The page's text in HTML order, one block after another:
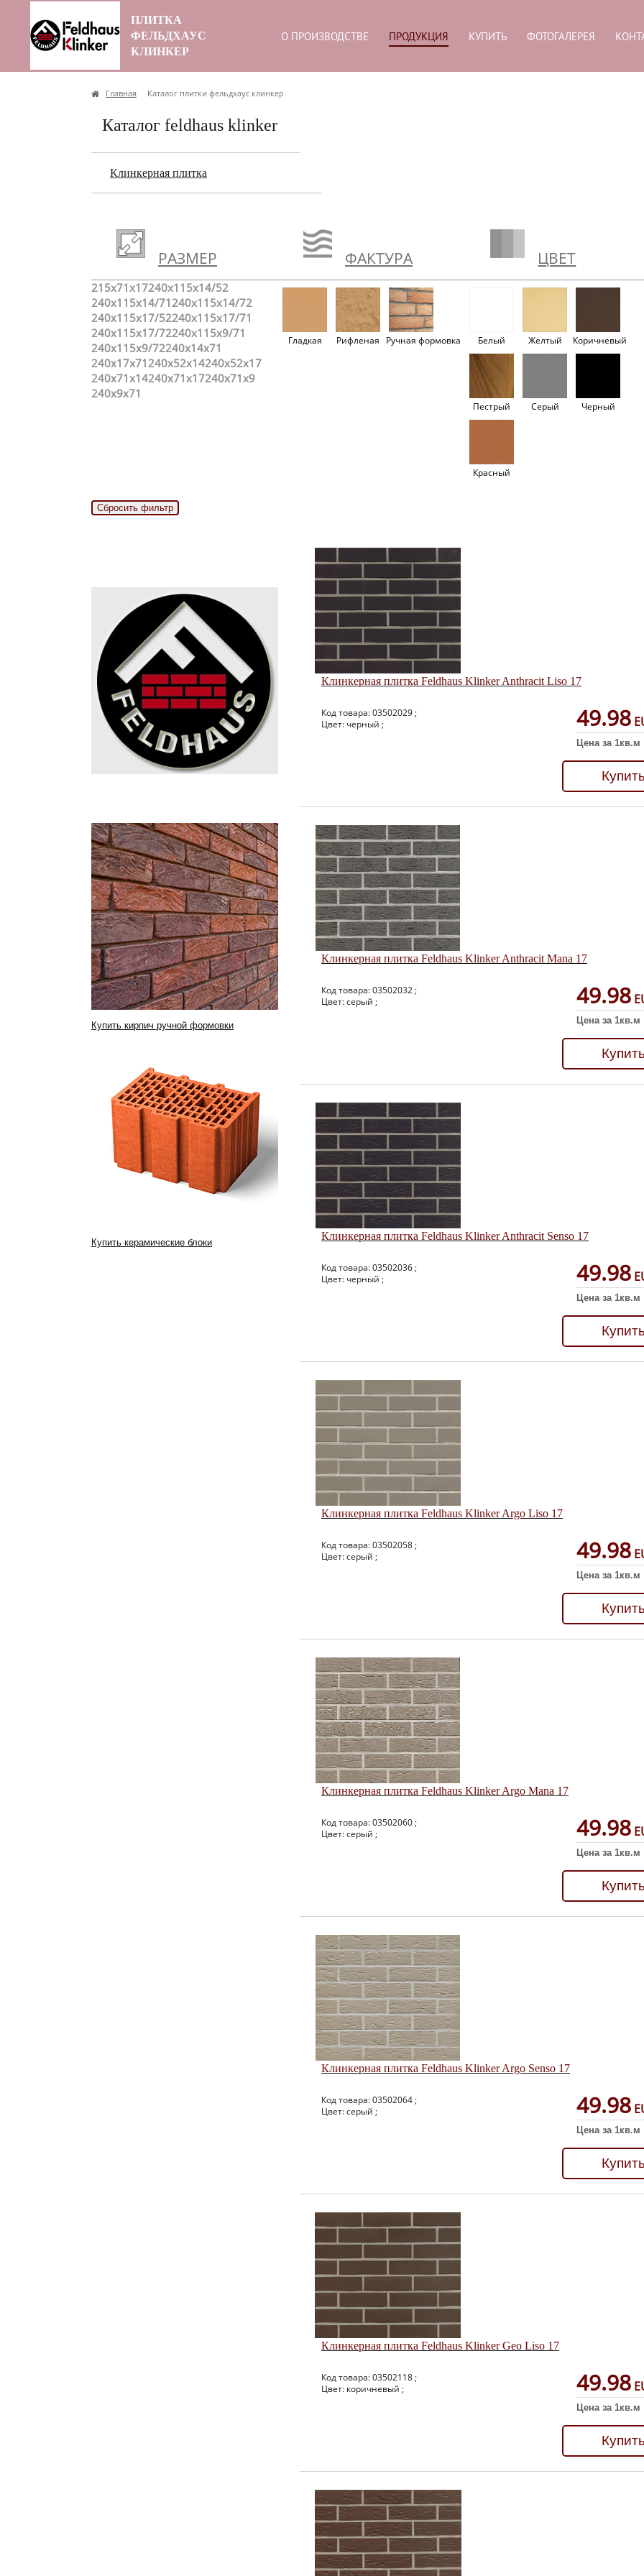
ПЛИТКА
ФЕЛЬДХАУС
КЛИНКЕР
О ПРОИЗВОДСТВЕ ПРОДУКЦИЯ КУПИТЬ ФОТОГАЛЕРЕЯ
Главная Каталог плитки фельдхаус клинкер
Каталог feldhaus klinker
Клинкерная плитка
РАЗМЕР
215x71x17240x115x14/52
240x115x14/71240x115x14/72
240x115x17/52240x115x17/71
240x115x17/72240x115x9/71
240x115x9/72240x14x71
240x17x71240x52x14240x52x17
240x71x14240x71x17240x71x9
240x9x71
ФАКТУРА
Гладкая Рифленая Ручная формовка
ЦВЕТ
Белый Желтый Коричневый
Пестрый Серый Черный
Красный
Купить кирпич ручной формовки
Купить керамические блоки
Клинкерная плитка Feldhaus Klinker Anthracit Liso 17
Код товара: 03502029 ;
Цвет: черный ;
49.98
Цена за 1кв.м
Клинкерная плитка Feldhaus Klinker Anthracit Mana 17
Код товара: 03502032 ;
Цвет: серый ;
49.98
Цена за 1кв.м
Клинкерная плитка Feldhaus Klinker Anthracit Senso 17
Код товара: 03502036 ;
Цвет: черный ;
49.98
Цена за 1кв.м
Клинкерная плитка Feldhaus Klinker Argo Liso 17
Код товара: 03502058 ;
Цвет: серый ;
49.98
Цена за 1кв.м
Клинкерная плитка Feldhaus Klinker Argo Mana 17
Код товара: 03502060 ;
Цвет: серый ;
49.98
Цена за 1кв.м
Клинкерная плитка Feldhaus Klinker Argo Senso 17
Код товара: 03502064 ;
Цвет: серый ;
49.98
Цена за 1кв.м
Клинкерная плитка Feldhaus Klinker Geo Liso 17
Код товара: 03502118 ;
Цвет: коричневый ;
49.98
Цена за 1кв.м